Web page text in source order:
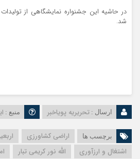
در حاشیه این جشنواره نمایشگاهی از
شد.
ارسال : تحریریه پویاخبر منبع :
برچسب ها اراضی کشاورزی
اشتغال و ارزآوری
الله نور کریمی تبار